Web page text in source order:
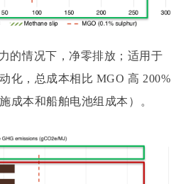
的情况下，净零排放；适用于
化，总成本相比 MGO 高 200%
成本和船舶电池组成本）。